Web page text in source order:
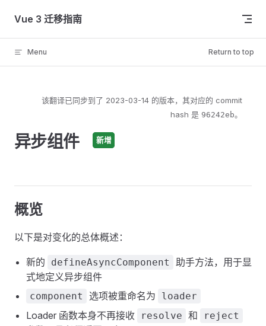
Skip to content
Vue 3 迁移指南
Menu Return to top
该翻译已同步到了 2023-03-14的版本，其对应的 commit
hash 是 96242eb。
异步组件 新增
概览
以下是对变化的总体概述：
新的 defineAsyncComponent
助手方法，用于显
式地定义异步组件
component 选项被重命名为 loader
Loader 函数本身不再接收 resolve 和 reject